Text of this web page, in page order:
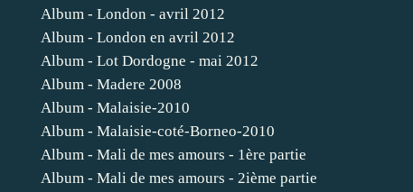
Album - London - avril 2012
Album - London en avril 2012
Album - Lot Dordogne - mai 2012
Album - Madere 2008
Album - Malaisie-2010
Album - Malaisie-coté-Borneo-2010
Album - Mali de mes amours - 1ère partie
Album - Mali de mes amours - 2ième partie